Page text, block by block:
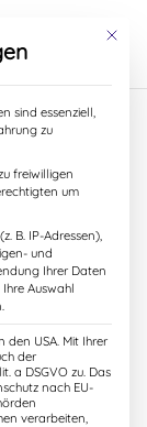
Mit
sind essenziell,
zu
freiwilligen
um
B. IP-Adressen),
und
Ihrer Daten
Auswahl
den USA. Mit Ihrer
der
a DSGVO zu. Das
nach EU-
verarbeiten,